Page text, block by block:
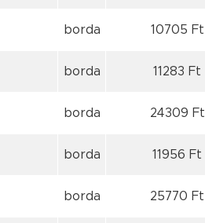
borda 10705 Ft
borda 11283 Ft
borda 24309 Ft
borda 11956 Ft
borda 25770 Ft